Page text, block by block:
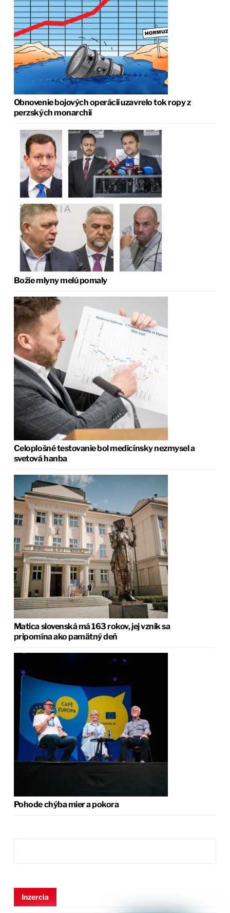
Obnovenie bojových operácií uzavrelo tok ropy z
perzských monarchií
Božie mlyny melú pomaly
Celoplošné testovanie bol medicínsky nezmysel a
svetová hanba
Matica slovenská má 163 rokov, jej vznik sa
pripomína ako pamätný deň
Pohode chýba mier a pokora
Inzercia